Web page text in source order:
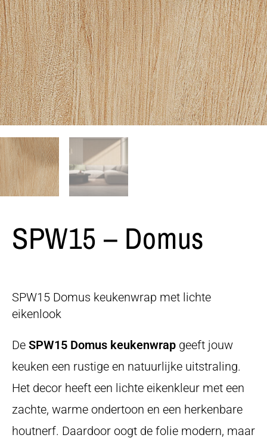
SPW15 – Domus
SPW15 Domus keukenwrap met lichte
eikenlook
De SPW15 Domus keukenwrap geeft jouw
keuken een rustige en natuurlijke uitstraling.
Het decor heeft een lichte eikenkleur met een
zachte, warme ondertoon en een herkenbare
houtnerf. Daardoor oogt de folie modern, maar